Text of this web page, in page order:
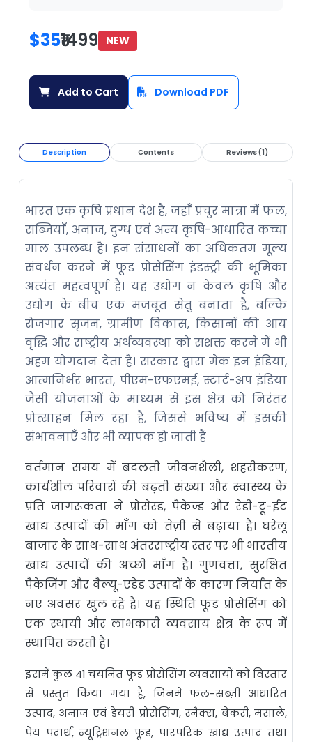
$35₹1499 NEW
Add to Cart Download PDF
Description Contents Reviews (1)
भारत एक कृषि प्रधान देश है, जहाँ प्रचुर मात्रा में फल,
सब्जियाँ, अनाज, दुग्ध एवं अन्य कृषि-आधारित कच्चा
माल उपलब्ध है। इन संसाधनों का अधिकतम मूल्य
संवर्धन करने में फूड प्रोसेसिंग इंडस्ट्री की भूमिका
अत्यंत महत्वपूर्ण है। यह उद्योग न केवल कृषि और
उद्योग के बीच एक मजबूत सेतु बनाता है, बल्कि
रोजगार सृजन, ग्रामीण विकास, किसानों की आय
वृद्धि और राष्ट्रीय अर्थव्यवस्था को सशक्त करने में भी
अहम योगदान देता है। सरकार द्वारा मेक इन इंडिया,
आत्मनिर्भर भारत, पीएम-एफएमई, स्टार्ट-अप इंडिया
जैसी योजनाओं के माध्यम से इस क्षेत्र को निरंतर
प्रोत्साहन मिल रहा है, जिससे भविष्य में इसकी
संभावनाएँ और भी व्यापक हो जाती हैं
वर्तमान समय में बदलती जीवनशैली, शहरीकरण,
कार्यशील परिवारों की बढ़ती संख्या और स्वास्थ्य के
प्रति जागरूकता ने प्रोसेस्ड, पैकेज्ड और रेडी-टू-ईट
खाद्य उत्पादों की माँग को तेज़ी से बढ़ाया है। घरेलू
बाजार के साथ-साथ अंतरराष्ट्रीय स्तर पर भी भारतीय
खाद्य उत्पादों की अच्छी माँग है। गुणवत्ता, सुरक्षित
पैकेजिंग और वैल्यू-एडेड उत्पादों के कारण निर्यात के
नए अवसर खुल रहे हैं। यह स्थिति फूड प्रोसेसिंग को
एक स्थायी और लाभकारी व्यवसाय क्षेत्र के रूप में
स्थापित करती है।
इसमें कुल 41 चयनित फूड प्रोसेसिंग व्यवसायों को विस्तार
से प्रस्तुत किया गया है, जिनमें फल-सब्ज़ी आधारित
उत्पाद, अनाज एवं डेयरी प्रोसेसिंग, स्नैक्स, बेकरी, मसाले,
पेय पदार्थ, न्यूट्रिशनल फूड, पारंपरिक खाद्य उत्पाद तथा